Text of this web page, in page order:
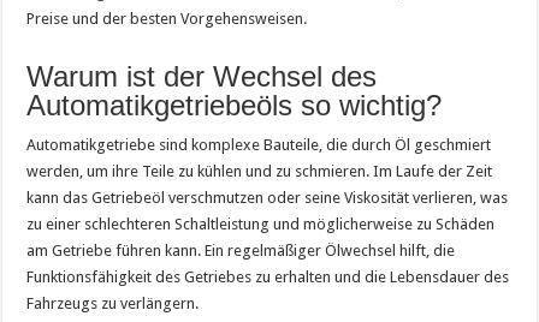
Preise und der besten Vorgehensweisen.
Warum ist der Wechsel des
Automatikgetriebeöls so wichtig?
Automatikgetriebe sind komplexe Bauteile, die durch Öl geschmiert
werden, um ihre Teile zu kühlen und zu schmieren. Im Laufe der Zeit
kann das Getriebeöl verschmutzen oder seine Viskosität verlieren, was
zu einer schlechteren Schaltleistung und möglicherweise zu Schäden
am Getriebe führen kann. Ein regelmäßiger Ölwechsel hilft, die
Funktionsfähigkeit des Getriebes zu erhalten und die Lebensdauer des
Fahrzeugs zu verlängern.